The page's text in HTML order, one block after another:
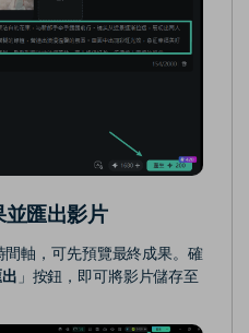
匯出影片
軸，可先預覽最終成果。確
」按鈕，即可將影片儲存至